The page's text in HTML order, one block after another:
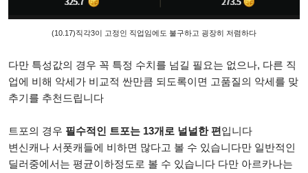
(10.17)직각3이 고정인 직업임에도 불구하고 굉장히 저렴하다
다만 특성값의 경우 꼭 특정 수치를 넘길 필요는 없으나, 다른 직
업에 비해 악세가 비교적 싼만큼 되도록이면 고품질의 악세를 맞
추기를 추천드립니다
트포의 경우 필수적인 트포는 13개로 널널한 편입니다
변신캐나 서폿캐들에 비하면 많다고 볼 수 있습니다만 일반적인
딜러중에서는 평균이하정도로 볼 수 있습니다 다만 아르카나는